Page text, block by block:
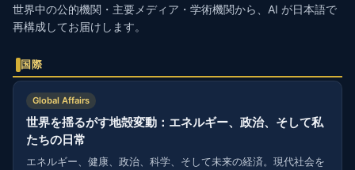
世界中の公的機関・主要メディア・学術機関から、AI が日本語で
再構成してお届けします。
国際
Global Affairs
世界を揺るがす地殻変動：エネルギー、政治、そして私
たちの日常
エネルギー、健康、政治、科学、そして未来の経済。現代社会を